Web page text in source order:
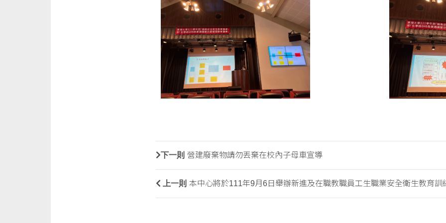
下一則 營建廢棄物請勿丟棄在校內子母車宣導
上一則 本中心將於111年9月6日舉辦新進及在職教職員工生職業安全衛生教育訓